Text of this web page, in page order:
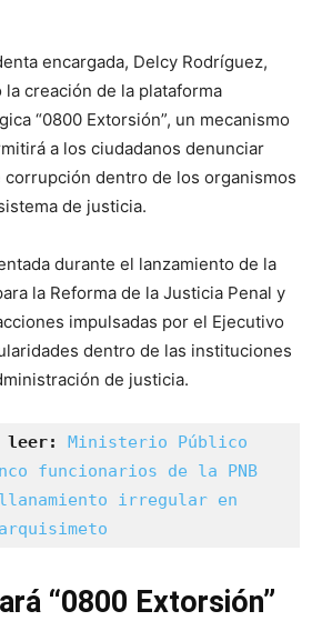
encargada, Delcy Rodríguez,
la creación de la plataforma
“0800 Extorsión”, un mecanismo
a los ciudadanos denunciar
corrupción dentro de los organismos
de justicia.
durante el lanzamiento de la
la Reforma de la Justicia Penal y
impulsadas por el Ejecutivo
dentro de las instituciones
de justicia.
leer:
Ministerio Público
funcionarios de la PNB
irregular en
“0800 Extorsión”